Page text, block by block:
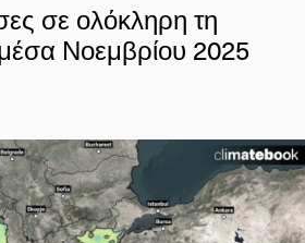
σε ολόκληρη τη
Νοεμβρίου 2025